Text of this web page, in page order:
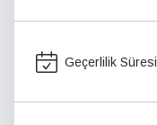
Geçerlilik Süresi